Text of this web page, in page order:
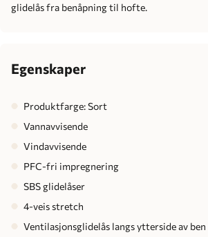
glidelås fra benåpning til hofte.
Egenskaper
Produktfarge: Sort
Vannavvisende
Vindavvisende
PFC-fri impregnering
SBS glidelåser
4-veis stretch
Ventilasjonsglidelås langs ytterside av ben